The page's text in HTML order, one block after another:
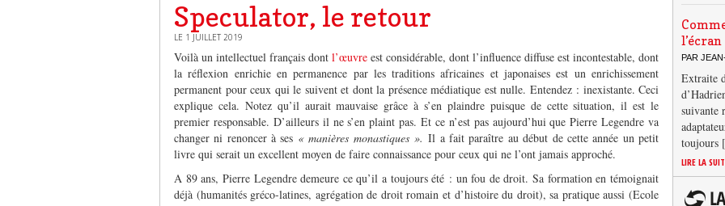
Speculator, le retour
LE 1 JUILLET 2019
Voilà un intellectuel français dont l’œuvre est considérable, dont l’influence diffuse est incontestable, dont
la réflexion enrichie en permanence par les traditions africaines et japonaises est un enrichissement
permanent pour ceux qui le suivent et dont la présence médiatique est nulle. Entendez : inexistante. Ceci
explique cela. Notez qu’il aurait mauvaise grâce à s’en plaindre puisque de cette situation, il est le
premier responsable. D’ailleurs il ne s’en plaint pas. Et ce n’est pas aujourd’hui que Pierre Legendre va
changer ni renoncer à ses « manières monastiques ».Il a fait paraître au début de cette année un petit
livre qui serait un excellent moyen de faire connaissance pour ceux qui ne l’ont jamais approché.
A 89 ans, Pierre Legendre demeure ce qu’il a toujours été : un fou de droit. Sa formation en témoignait
déjà (humanités gréco-latines, agrégation de droit romain et d’histoire du droit), sa pratique aussi (Ecole
l’écran
PAR
Extraite
suivante
LIRE LA